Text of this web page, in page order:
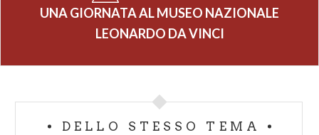
UNA GIORNATA AL MUSEO NAZIONALE
LEONARDO DA VINCI
DELLO STESSO TEMA